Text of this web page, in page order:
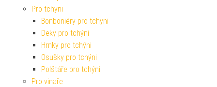
Pro tchyni
Bonboniéry pro tchyni
Deky pro tchýni
Hrnky pro tchýni
Osušky pro tchýni
Polštáře pro tchýni
Pro vinaře